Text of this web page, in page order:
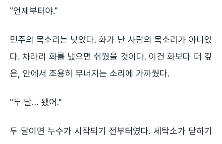
"언제부터야."
민주의 목소리는 낮았다. 화가 난 사람의 목소리가 아니었
다. 차라리 화를 냈으면 쉬웠을 것이다. 이건 화보다 더 깊
은, 안에서 조용히 무너지는 소리에 가까웠다.
"두 달… 됐어."
두 달이면 누수가 시작되기 전부터였다. 세탁소가 닫히기